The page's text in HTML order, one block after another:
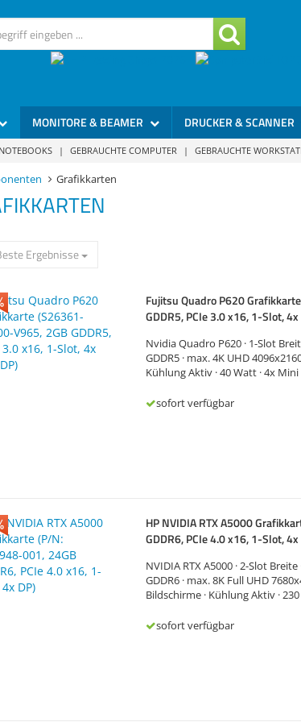
MONITORE & BEAMER DRUCKER & SCANNER
| GEBRAUCHTE COMPUTER | GEBRAUCHTE
Grafikkarten
Ergebnisse
Fujitsu Quadro P620
GDDR5, PCIe 3.0 x16, 1-Slot,
Nvidia Quadro P620 · 1-Slot
GDDR5 · max. 4K UHD
Kühlung Aktiv · 40 Watt · 4x
sofort verfügbar
HP NVIDIA RTX A5000
GDDR6, PCIe 4.0 x16, 1-Slot, 4x
NVIDIA RTX A5000 · 2-Slot Breite
GDDR6 · max. 8K Full UHD
Bildschirme · Kühlung Aktiv ·
sofort verfügbar